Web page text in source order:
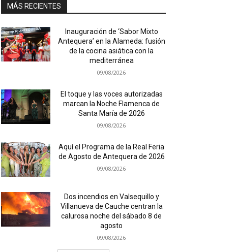
MÁS RECIENTES
Inauguración de ‘Sabor Mixto
Antequera’ en la Alameda: fusión
de la cocina asiática con la
mediterránea
09/08/2026
El toque y las voces autorizadas
marcan la Noche Flamenca de
Santa María de 2026
09/08/2026
Aquí el Programa de la Real Feria
de Agosto de Antequera de 2026
09/08/2026
Dos incendios en Valsequillo y
Villanueva de Cauche centran la
calurosa noche del sábado 8 de
agosto
09/08/2026